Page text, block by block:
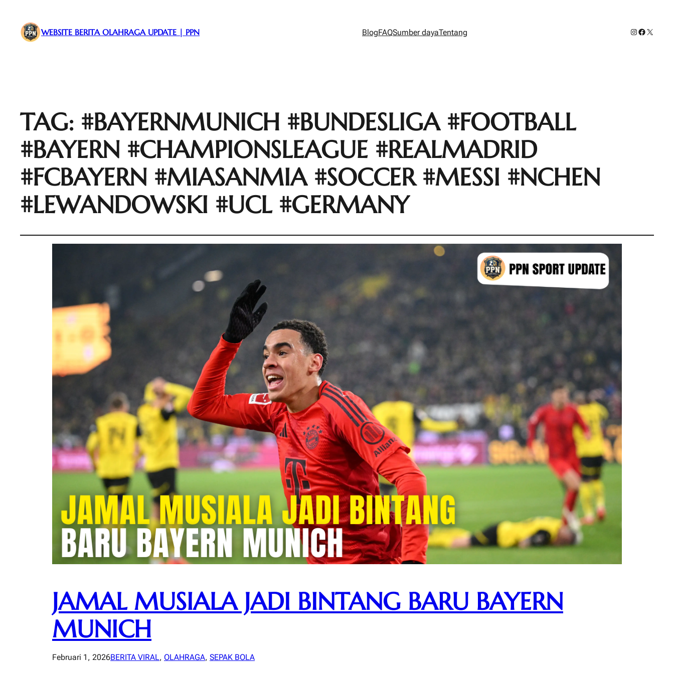
WEBSITE BERITA OLAHRAGA UPDATE | PPN BlogFAQSumber dayaTentang Instagram
Facebook
X
TAG: #BAYERNMUNICH #BUNDESLIGA #FOOTBALL
#BAYERN #CHAMPIONSLEAGUE #REALMADRID
#FCBAYERN #MIASANMIA #SOCCER #MESSI #NCHEN
#LEWANDOWSKI #UCL #GERMANY
JAMAL MUSIALA JADI BINTANG BARU BAYERN
MUNICH
Februari 1, 2026BERITA VIRAL, OLAHRAGA, SEPAK BOLA